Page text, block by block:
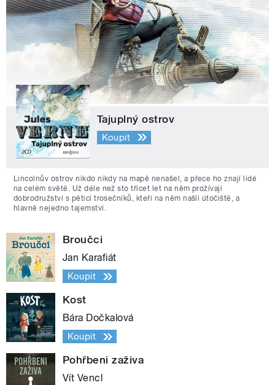
Tajuplný ostrov
Koupit
Lincolnův ostrov nikdo nikdy na mapě nenašel, a přece ho znají lidé
na celém světě. Už déle než sto třicet let na něm prožívají
dobrodružství s pěticí trosečníků, kteří na něm našli útočiště, a
hlavně nejedno tajemství.
Broučci
Jan Karafiát
Koupit
Kost
Bára Dočkalová
Koupit
Pohřbeni zaživa
Vít Vencl